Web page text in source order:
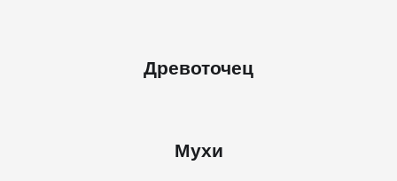
Древоточец
Мухи